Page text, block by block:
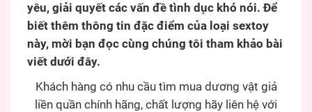
yêu, giải quyết các vấn đề tình dục khó nói. Để
biết thêm thông tin đặc điểm của loại sextoy
này, mời bạn đọc cùng chúng tôi tham khảo bài
viết dưới đây.
Khách hàng có nhu cầu tìm mua dương vật giả
liền quần chính hãng, chất lượng hãy liên hệ với